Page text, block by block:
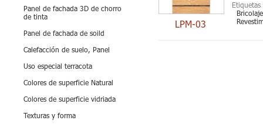
Panel de fachada 3D de chorro
de tinta
Panel de fachada de soild
Calefacción de suelo, Panel
Uso especial terracota
Colores de superficie Natural
Colores de superficie vidriada
Texturas y forma
LPM-03